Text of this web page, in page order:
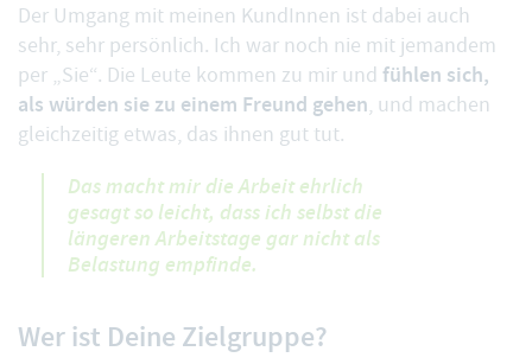
Der Umgang mit meinen KundInnen ist dabei auch
sehr, sehr persönlich. Ich war noch nie mit jemandem
per „Sie“. Die Leute kommen zu mir und fühlen sich,
als würden sie zu einem Freund gehen, und machen
gleichzeitig etwas, das ihnen gut tut.
Das macht mir die Arbeit ehrlich
gesagt so leicht, dass ich selbst die
längeren Arbeitstage gar nicht als
Belastung empfinde.
Wer ist Deine Zielgruppe?